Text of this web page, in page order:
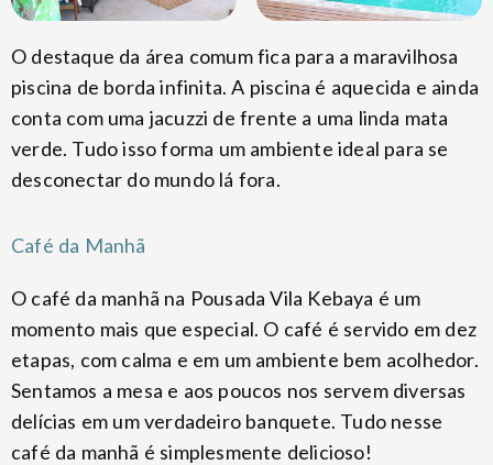
O destaque da área comum fica para a maravilhosa
piscina de borda infinita. A piscina é aquecida e ainda
conta com uma jacuzzi de frente a uma linda mata
verde. Tudo isso forma um ambiente ideal para se
desconectar do mundo lá fora.
Café da Manhã
O café da manhã na Pousada Vila Kebaya é um
momento mais que especial. O café é servido em dez
etapas, com calma e em um ambiente bem acolhedor.
Sentamos a mesa e aos poucos nos servem diversas
delícias em um verdadeiro banquete. Tudo nesse
café da manhã é simplesmente delicioso!